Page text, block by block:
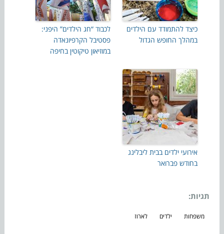
כיצד להתמודד עם הילדים
במהלך החופש הגדול
לכבוד “חג הילדים” היפני:
פסטיבל הקרפיונאדה
במוזיאון טיקוטין בחיפה
אירועי ילדים בבית ליבלינג
בחודש פברואר
תגיות:
משפחות ילדים לארוז